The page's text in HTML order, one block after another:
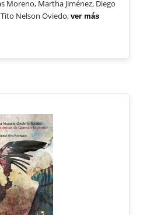
Gil Parra, Amparo Escobar, Tito Nelson Oviedo,ver más